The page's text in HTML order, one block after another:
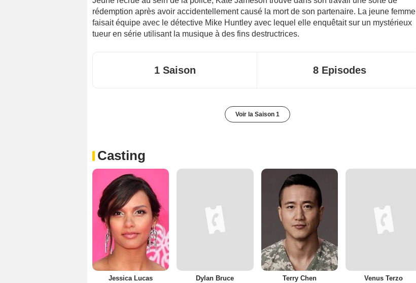
rédemption après avoir accidentellement causé la mort de son partenaire. La jeune femme
faisait équipe avec le détective Mike Huntley avec lequel elle enquêtait sur un mystérieux
tueur en série utilisant la musique à des fins destructrices.
1 Saison 8 Episodes
Voir la Saison 1
Casting
Jessica Lucas Dylan Bruce Terry Chen Venus Terzo